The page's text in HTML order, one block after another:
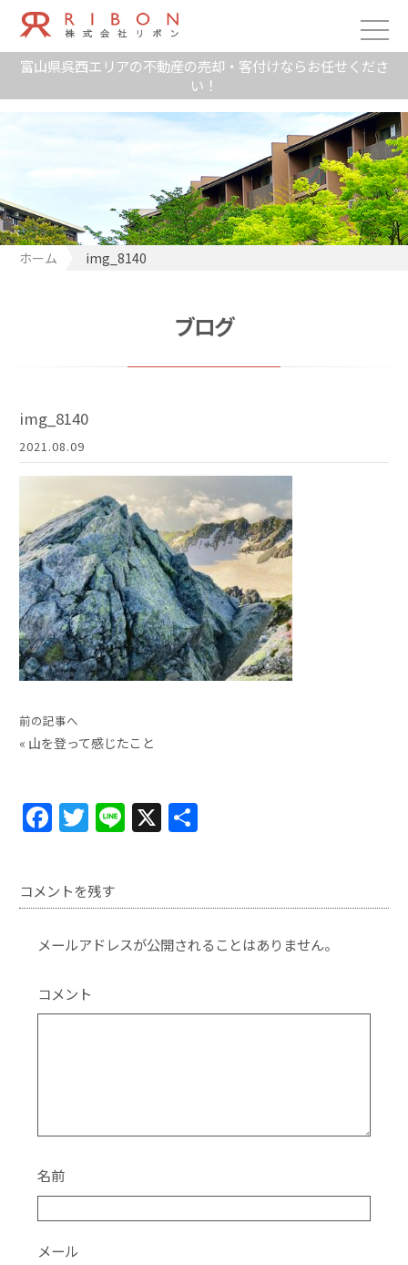
富山県呉西エリアの不動産の売却・客付けならお任せくださ
い！
ホーム img_8140
ブログ
img_8140
2021.08.09
前の記事へ
« 山を登って感じたこと
F
c
e
b
o
o
k
T
itt
er
Li X
コメントを残す
メールアドレスが公開されることはありません。
コメント
名前
メール